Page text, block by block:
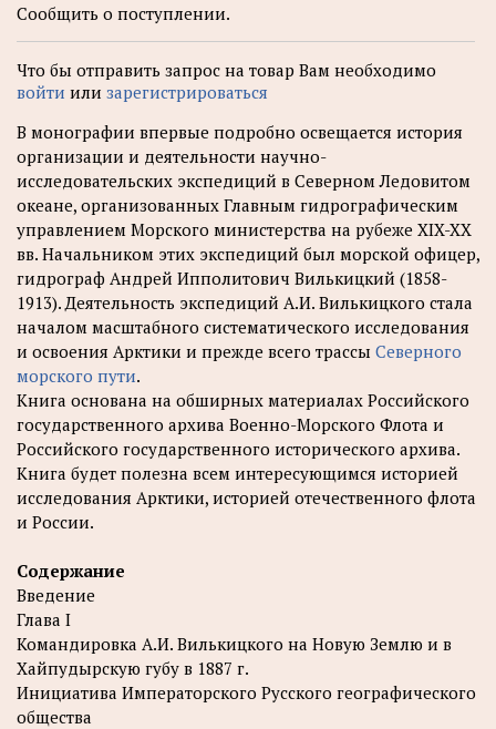
Сообщить о поступлении.
Что бы отправить запрос на товар Вам необходимо
войти или зарегистрироваться
В монографии впервые подробно освещается история
организации и деятельности научно-
исследовательских экспедиций в Северном Ледовитом
океане, организованных Главным гидрографическим
управлением Морского министерства на рубеже XIX-XX
вв. Начальником этих экспедиций был морской офицер,
гидрограф Андрей Ипполитович Вилькицкий (1858-
1913). Деятельность экспедиций А.И. Вилькицкого стала
началом масштабного систематического исследования
и освоения Арктики и прежде всего трассы Северного
морского пути.
Книга основана на обширных материалах Российского
государственного архива Военно-Морского Флота и
Российского государственного исторического архива.
Книга будет полезна всем интересующимся историей
исследования Арктики, историей отечественного флота
и России.
Содержание
Введение
Глава I
Командировка А.И. Вилькицкого на Новую Землю и в
Хайпудырскую губу в 1887 г.
Инициатива Императорского Русского географического
общества